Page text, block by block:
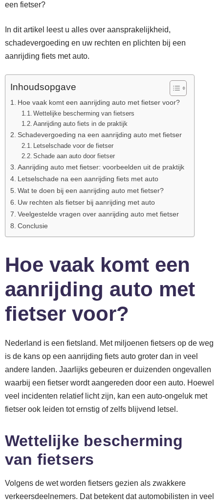
een fietser?
In dit artikel leest u alles over aansprakelijkheid,
schadevergoeding en uw rechten en plichten bij een
aanrijding fiets met auto.
Inhoudsopgave
Hoe vaak komt een aanrijding auto met fietser voor?
Wettelijke bescherming van fietsers
Aanrijding auto fiets in de praktijk
Schadevergoeding na een aanrijding auto met fietser
Letselschade voor de fietser
Schade aan auto door fietser
Aanrijding auto met fietser: voorbeelden uit de praktijk
Letselschade na een aanrijding fiets met auto
Wat te doen bij een aanrijding auto met fietser?
Uw rechten als fietser bij aanrijding met auto
Veelgestelde vragen over aanrijding auto met fietser
Conclusie
Hoe vaak komt een
aanrijding auto met
fietser voor?
Nederland is een fietsland. Met miljoenen fietsers op de weg
is de kans op een aanrijding fiets auto groter dan in veel
andere landen. Jaarlijks gebeuren er duizenden ongevallen
waarbij een fietser wordt aangereden door een auto. Hoewel
veel incidenten relatief licht zijn, kan een auto-ongeluk met
fietser ook leiden tot ernstig of zelfs blijvend letsel.
Wettelijke bescherming
van fietsers
Volgens de wet worden fietsers gezien als zwakkere
verkeersdeelnemers. Dat betekent dat automobilisten in veel